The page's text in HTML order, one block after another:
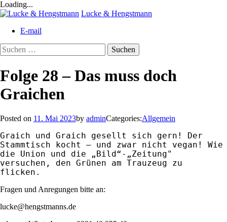
Loading...
Skip
content
Lucke & Hengstmann
E-mail
Suchen
nach:
Folge 28 – Das muss doch
Graichen
Posted on 11. Mai 2023by adminCategories:Allgemein
Graich und Graich gesellt sich gern! Der
Stammtisch kocht – und zwar nicht vegan! Wie
die Union und die „Bild“-„Zeitung"
versuchen, den Grünen am Trauzeug zu
flicken.
Fragen und Anregungen bitte an:
lucke@hengstmanns.de